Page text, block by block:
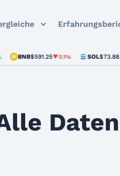
BNB$591.25▼0.1% SOL$73.88